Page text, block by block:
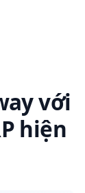
với
hiện